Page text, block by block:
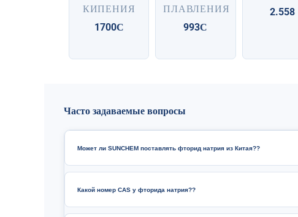
КИПЕНИЯ
1700С
ПЛАВЛЕНИЯ
993С
2.558
Часто задаваемые вопросы
Может ли SUNCHEM поставлять фторид натрия из Китая??
Какой номер CAS у фторида натрия??